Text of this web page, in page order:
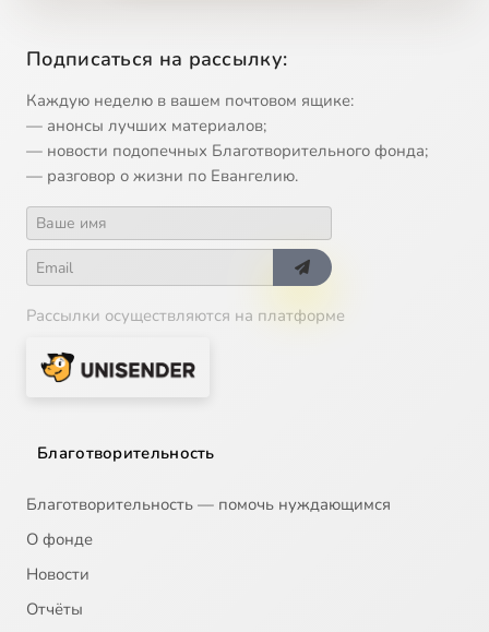
14 Икона Божией Матери 'Утоли моя печали'
15 Икона Божией Матери Донская
17
18 Иларион Великий, преподобный
21
22
Подписаться на рассылку:
Каждую неделю в вашем почтовом ящике:
— анонсы лучших материалов;
— новости подопечных Благотворительного фонда;
— разговор о жизни по Евангелию.
Рассылки осуществляются на платформе
Благотворительность
Благотворительность — помочь нуждающимся
О фонде
Новости
Отчёты